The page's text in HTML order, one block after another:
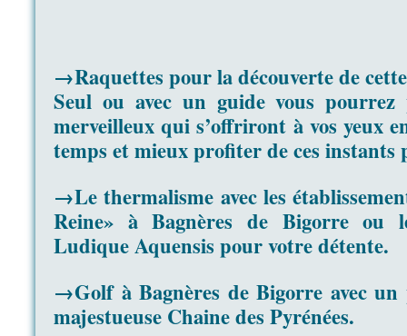
→Raquettes pour la découverte de
Seul ou avec un guide vous pourrez
merveilleux qui s’offriront à vos yeux
temps et mieux profiter de ces instants
→Le thermalisme avec les
Reine» à Bagnères de Bigorre ou
Ludique Aquensis pour votre détente.
→Golf à Bagnères de Bigorre avec
majestueuse Chaine des Pyrénées.